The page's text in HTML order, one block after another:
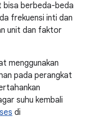
bisa berbeda-beda
frekuensi inti dan
unit dan faktor
menggunakan
pada perangkat
suhu kembali
di